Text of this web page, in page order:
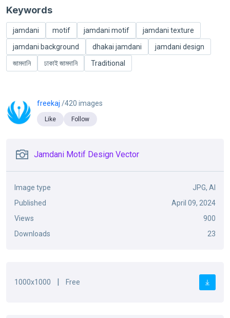
Keywords
jamdani motif jamdani motif
jamdani texture
jamdani background
dhakai jamdani
jamdani design
জামদানি
ঢাকাই জামদানি Traditional
freekaj /420 images
Like Follow
Jamdani Motif Design Vector
Image type
JPG, AI
Published
April 09, 2024
Views
900
Downloads
23
1000x1000 Free